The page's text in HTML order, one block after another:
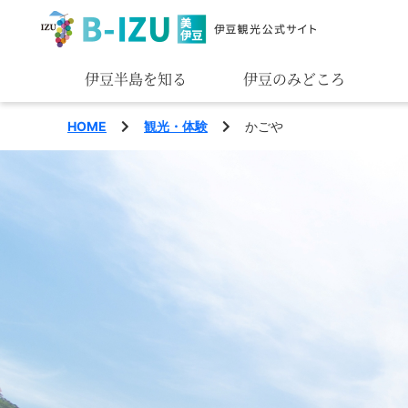
伊豆半島を知る 伊豆のみどころ
みる
HOME 観光・体験 かごや